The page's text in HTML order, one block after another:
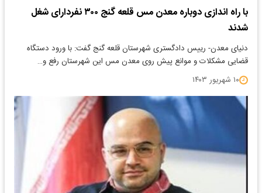
با راه اندازی دوباره معدن مس قلعه گنج ٣٠٠ نفردارای شغل
شدند
دنیای معدن- رییس دادگستری شهرستان قلعه گنج گفت: با ورود دستگاه
قضایی مشکلات و موانع پیش روی معدن مس این شهرستان رفع و…
۱۰ شهریور ۱۴۰۳